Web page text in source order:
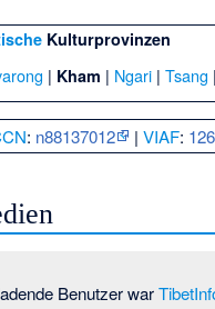
Kulturprovinzen
| Kham | Ngari |Tsang |
: n88137012 |VIAF:
Benutzer war